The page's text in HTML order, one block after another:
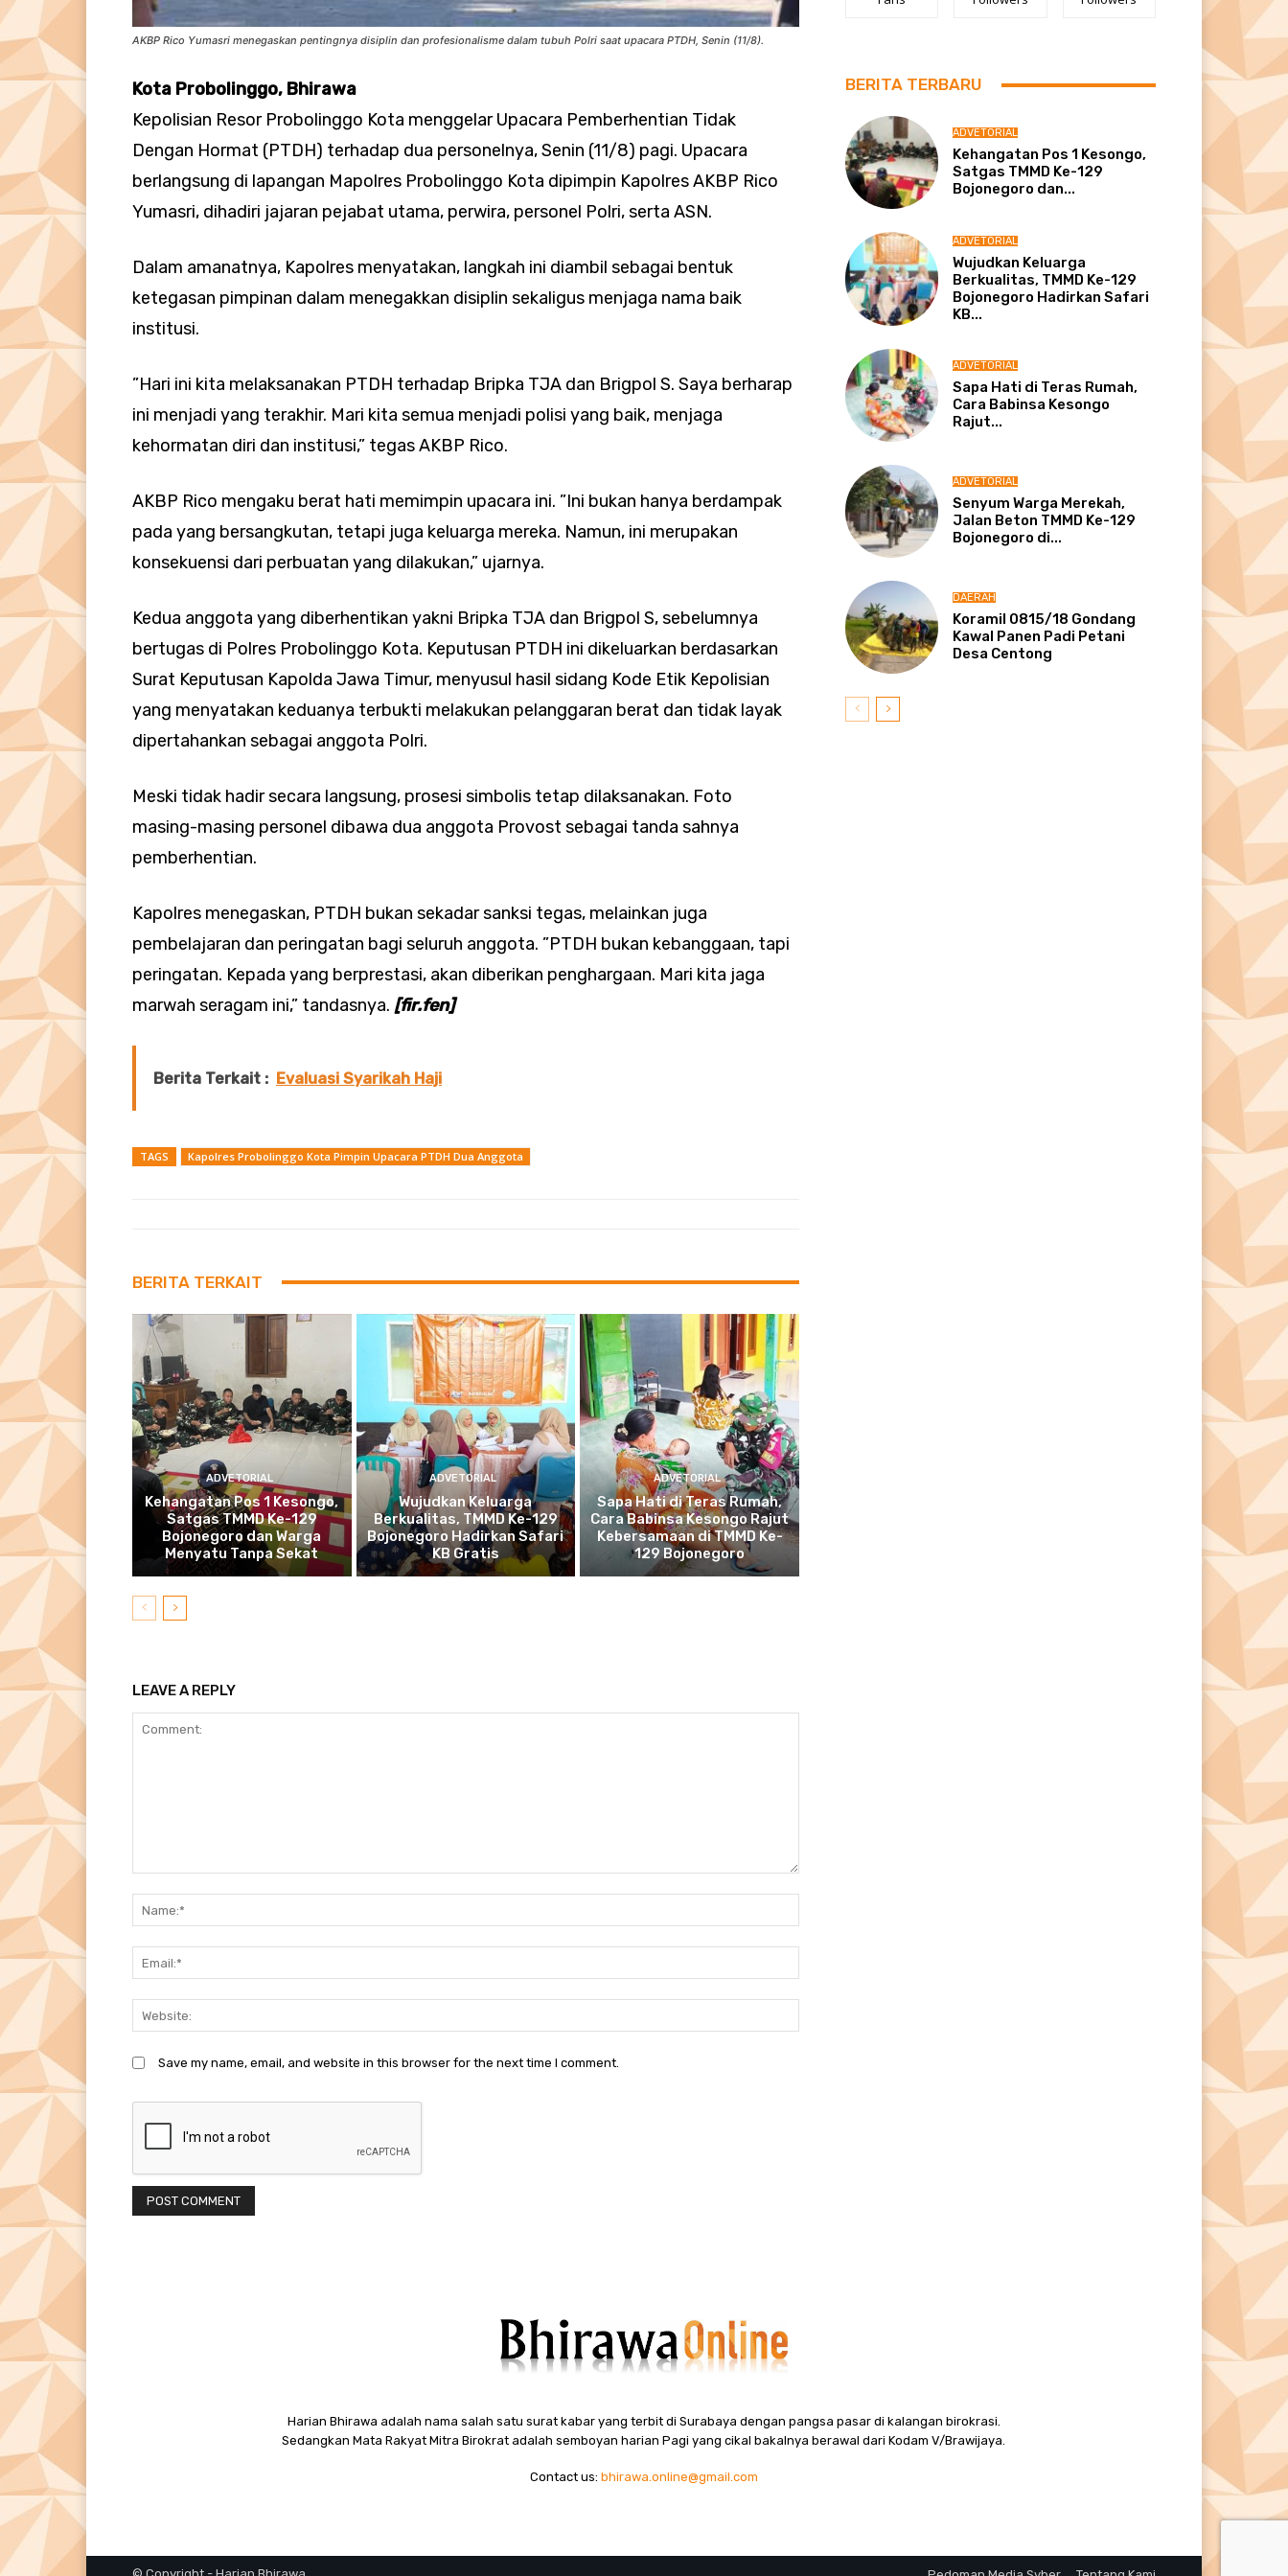
AKBP Rico Yumasri menegaskan pentingnya disiplin dan profesionalisme dalam tubuh Polri saat upacara PTDH, Senin (11/8).
Kota Probolinggo, Bhirawa
Kepolisian Resor Probolinggo Kota menggelar Upacara Pemberhentian Tidak
Dengan Hormat (PTDH) terhadap dua personelnya, Senin (11/8) pagi. Upacara
berlangsung di lapangan Mapolres Probolinggo Kota dipimpin Kapolres AKBP Rico
Yumasri, dihadiri jajaran pejabat utama, perwira, personel Polri, serta ASN.
Dalam amanatnya, Kapolres menyatakan, langkah ini diambil sebagai bentuk
ketegasan pimpinan dalam menegakkan disiplin sekaligus menjaga nama baik
institusi.
”Hari ini kita melaksanakan PTDH terhadap Bripka TJA dan Brigpol S. Saya berharap
ini menjadi yang terakhir. Mari kita semua menjadi polisi yang baik, menjaga
kehormatan diri dan institusi,” tegas AKBP Rico.
AKBP Rico mengaku berat hati memimpin upacara ini. ”Ini bukan hanya berdampak
pada yang bersangkutan, tetapi juga keluarga mereka. Namun, ini merupakan
konsekuensi dari perbuatan yang dilakukan,” ujarnya.
Kedua anggota yang diberhentikan yakni Bripka TJA dan Brigpol S, sebelumnya
bertugas di Polres Probolinggo Kota. Keputusan PTDH ini dikeluarkan berdasarkan
Surat Keputusan Kapolda Jawa Timur, menyusul hasil sidang Kode Etik Kepolisian
yang menyatakan keduanya terbukti melakukan pelanggaran berat dan tidak layak
dipertahankan sebagai anggota Polri.
Meski tidak hadir secara langsung, prosesi simbolis tetap dilaksanakan. Foto
masing-masing personel dibawa dua anggota Provost sebagai tanda sahnya
pemberhentian.
Kapolres menegaskan, PTDH bukan sekadar sanksi tegas, melainkan juga
pembelajaran dan peringatan bagi seluruh anggota. ”PTDH bukan kebanggaan, tapi
peringatan. Kepada yang berprestasi, akan diberikan penghargaan. Mari kita jaga
marwah seragam ini,” tandasnya. [fir.fen]
Berita Terkait : Evaluasi Syarikah Haji
TAGS Kapolres Probolinggo Kota Pimpin Upacara PTDH Dua Anggota
BERITA TERKAIT
ADVETORIAL
Kehangatan Pos 1 Kesongo,
Satgas TMMD Ke-129
Bojonegoro dan Warga
Menyatu Tanpa Sekat
ADVETORIAL
Wujudkan Keluarga
Berkualitas, TMMD Ke-129
Bojonegoro Hadirkan Safari
KB Gratis
ADVETORIAL
Sapa Hati di Teras Rumah,
Cara Babinsa Kesongo Rajut
Kebersamaan di TMMD Ke-
129 Bojonegoro
LEAVE A REPLY
Save my name, email, and website in this browser for the next time I comment.
BERITA TERBARU
ADVETORIAL
Kehangatan Pos 1 Kesongo,
Satgas TMMD Ke-129
Bojonegoro dan...
ADVETORIAL
Wujudkan Keluarga
Berkualitas, TMMD Ke-129
Bojonegoro Hadirkan Safari
KB...
ADVETORIAL
Sapa Hati di Teras Rumah,
Cara Babinsa Kesongo
Rajut...
ADVETORIAL
Senyum Warga Merekah,
Jalan Beton TMMD Ke-129
Bojonegoro di...
DAERAH
Koramil 0815/18 Gondang
Kawal Panen Padi Petani
Desa Centong
Harian Bhirawa adalah nama salah satu surat kabar yang terbit di Surabaya dengan pangsa pasar di kalangan birokrasi.
Sedangkan Mata Rakyat Mitra Birokrat adalah semboyan harian Pagi yang cikal bakalnya berawal dari Kodam V/Brawijaya.
Contact us: bhirawa.online@gmail.com